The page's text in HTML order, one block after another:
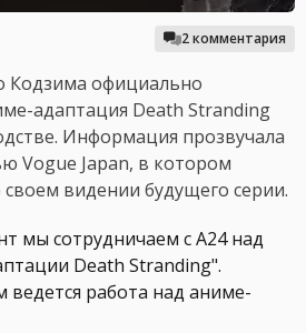
2 комментария
Кодзима официально
адаптация Death Stranding
Информация прозвучала
Vogue Japan, в котором
своем видении будущего серии.
мы сотрудничаем с A24 над
Death Stranding".
ведется работа над аниме-